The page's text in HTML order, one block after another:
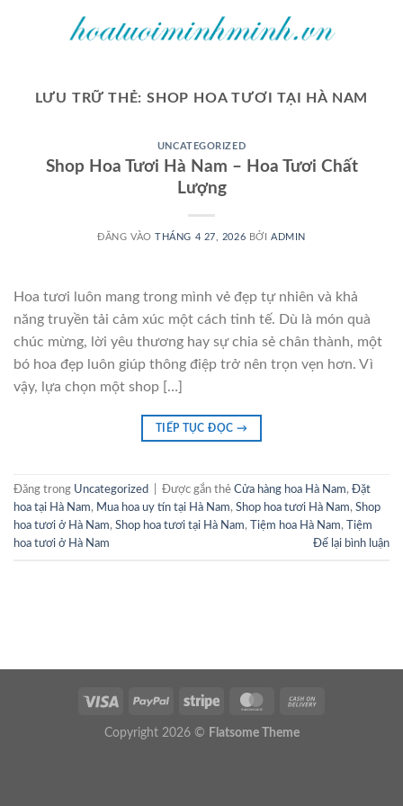
LƯU TRỮ THẺ:SHOP HOA TƯƠI TẠI HÀ NAM
UNCATEGORIZED
Shop Hoa Tươi Hà Nam – Hoa Tươi Chất
Lượng
ĐĂNG VÀOTHÁNG 4 27, 2026 BỞI ADMIN
Hoa tươi luôn mang trong mình vẻ đẹp tự nhiên và khả
năng truyền tải cảm xúc một cách tinh tế. Dù là món quà
chúc mừng, lời yêu thương hay sự chia sẻ chân thành, một
bó hoa đẹp luôn giúp thông điệp trở nên trọn vẹn hơn. Vì
vậy, lựa chọn một shop […]
TIẾP TỤC ĐỌC →
Đăng trong Uncategorized Được gắn thẻ Cửa hàng hoa Hà Nam, Đặt
hoa tại Hà Nam, Mua hoa uy tín tại Hà Nam, Shop hoa tươi Hà Nam, Shop
hoa tươi ở Hà Nam, Shop hoa tươi tại Hà Nam, Tiệm hoa Hà Nam,
Tiệm
hoa tươi ở Hà Nam
Để lại bình luận
Copyright 2026 © Flatsome Theme